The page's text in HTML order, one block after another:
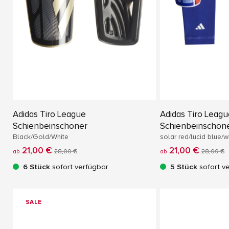
Adidas Tiro League
Schienbeinschoner
Black/Gold/White
ab 21,00 € 28,00 €
6 Stück sofort verfügbar
Adidas Tiro
solar red/lucid blue/
ab 21,00 € 28,00 €
5 Stück sofort
SALE